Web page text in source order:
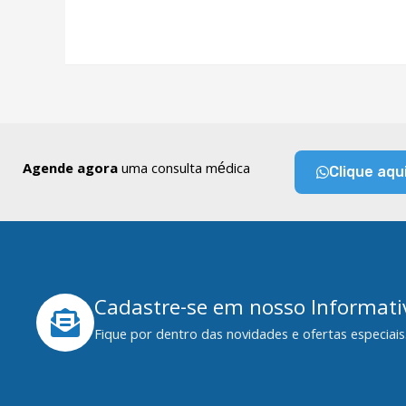
Agende agorauma consulta médica Clique
Cadastre-se em nosso
Fique por dentro das novidades e ofertas especiais.